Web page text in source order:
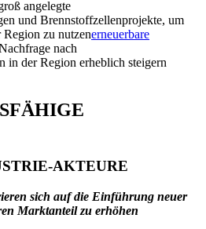
angelegte
und Brennstoffzellenprojekte, um
Region zu nutzenerneuerbare
nach
in der Region erheblich steigern
AKTEURE
sich auf die Einführung neuer
Marktanteil zu erhöhen